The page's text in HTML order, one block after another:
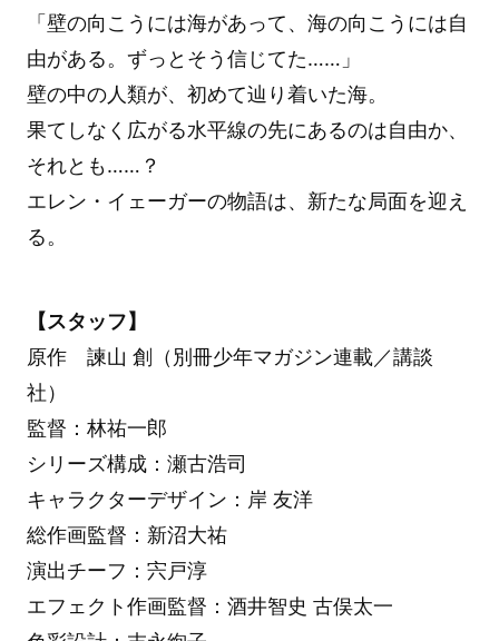
「壁の向こうには海があって、海の向こうには自
由がある。ずっとそう信じてた……」
壁の中の人類が、初めて辿り着いた海。
果てしなく広がる水平線の先にあるのは自由か、
それとも……？
エレン・イェーガーの物語は、新たな局面を迎え
る。
【スタッフ】
原作 諫山 創（別冊少年マガジン連載／講談
社）
監督：林祐一郎
シリーズ構成：瀬古浩司
キャラクターデザイン：岸 友洋
総作画監督：新沼大祐
演出チーフ：宍戸淳
エフェクト作画監督：酒井智史 古俣太一